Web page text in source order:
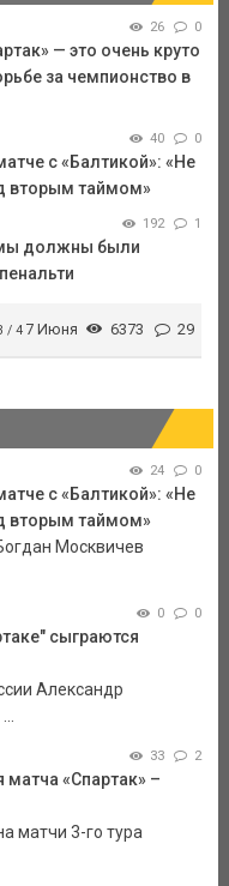
26 0
— это очень круто
за чемпионство в
40 0
с «Балтикой»: «Не
вторым таймом»
192 1
мы должны были
/ 4 7 Июня 6373 29
24 0
с «Балтикой»: «Не
вторым таймом»
Москвичев
0 0
сыграются
Александр
33 2
«Спартак» –
матчи 3-го тура